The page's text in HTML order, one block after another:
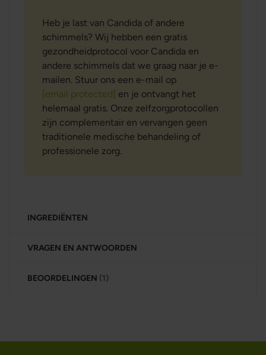
Heb je last van Candida of andere
schimmels? Wij hebben een gratis
gezondheidprotocol voor Candida en
andere schimmels dat we graag naar je e-
mailen. Stuur ons een e-mail op
[email protected] en je ontvangt het
helemaal gratis. Onze zelfzorgprotocollen
zijn complementair en vervangen geen
traditionele medische behandeling of
professionele zorg.
INGREDIËNTEN
VRAGEN EN ANTWOORDEN
BEOORDELINGEN 1